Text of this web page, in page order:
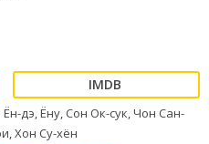
дэ, Ёну, Сон Ок-сук, Чон Сан-
Хон Су-хён